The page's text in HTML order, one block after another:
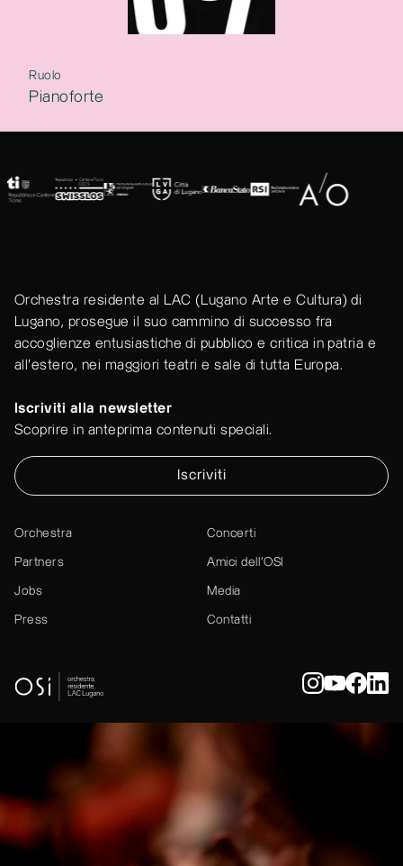
Ruolo
Pianoforte
Orchestra residente al LAC (Lugano Arte e Cultura) di
Lugano, prosegue il suo cammino di successo fra
accoglienze entusiastiche di pubblico e critica in patria e
all'estero, nei maggiori teatri e sale di tutta Europa.
Iscriviti alla newsletter
Scoprire in anteprima contenuti speciali.
Iscriviti
Orchestra Concerti
Partners Amici dell’OSI
Jobs Media
Press Contatti